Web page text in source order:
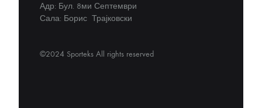
Адр: Бул. 8ми Септември
Сала: Борис Трајковски
©2024 Sporteks All rights reserved